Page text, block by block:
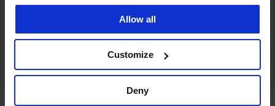
Allow all
Customize
Deny
Výprodej -70%